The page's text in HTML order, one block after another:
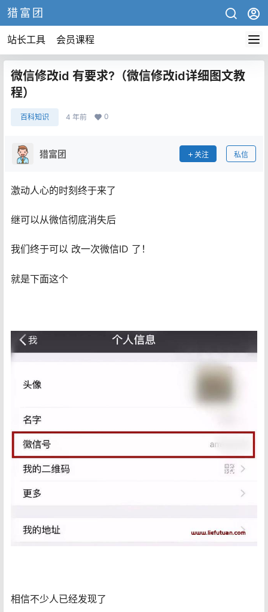
猎富团
站长工具 会员课程
微信修改id 有要求?（微信修改id详细图文教
程）
百科知识 4 年前 0
猎富团 关注 私信
激动人心的时刻终于来了
继可以从微信彻底消失后
我们终于可以 改一次微信ID 了！
就是下面这个
相信不少人已经发现了